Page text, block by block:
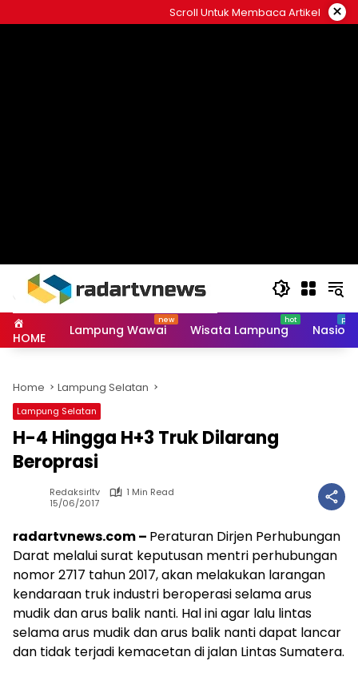
to
Scroll Untuk Membaca Artikel ×
HOME Lampung Wawai Wisata Lampung
Home Lampung Selatan
Lampung Selatan
H-4 Hingga H+3 Truk Dilarang
Beroprasi
Redaksirltv
1 Min Read
15/06/2017
radartvnews.com – Peraturan Dirjen Perhubungan
Darat melalui surat keputusan mentri perhubungan
nomor 2717 tahun 2017, akan melakukan larangan
kendaraan truk industri beroperasi selama arus
mudik dan arus balik nanti. Hal ini agar lalu lintas
selama arus mudik dan arus balik nanti dapat lancar
dan tidak terjadi kemacetan di jalan Lintas Sumatera.